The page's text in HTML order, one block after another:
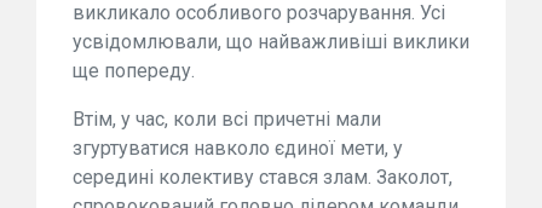
викликало особливого розчарування. Усі
усвідомлювали, що найважливіші виклики
ще попереду.
Втім, у час, коли всі причетні мали
згуртуватися навколо єдиної мети, у
середині колективу стався злам. Заколот,